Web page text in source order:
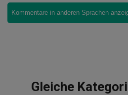
Kommentare in anderen Sprachen
Gleiche